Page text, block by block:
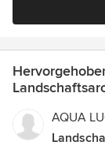
AQUA